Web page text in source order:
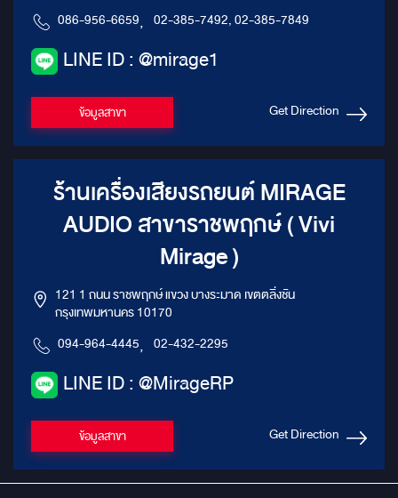
086-956-6659, 02-385-7492, 02-385-7849
LINE ID : @mirage1
ข้อมูลสาขา Get Direction
ร้านเครื่องเสียงรถยนต์ MIRAGE
AUDIO สาขาราชพฤกษ์ ( Vivi
Mirage )
121 1 ถนน ราชพฤกษ์ แขวง บางระมาด เขตตลิ่งชัน
กรุงเทพมหานคร 10170
094-964-4445, 02-432-2295
LINE ID : @MirageRP
ข้อมูลสาขา Get Direction